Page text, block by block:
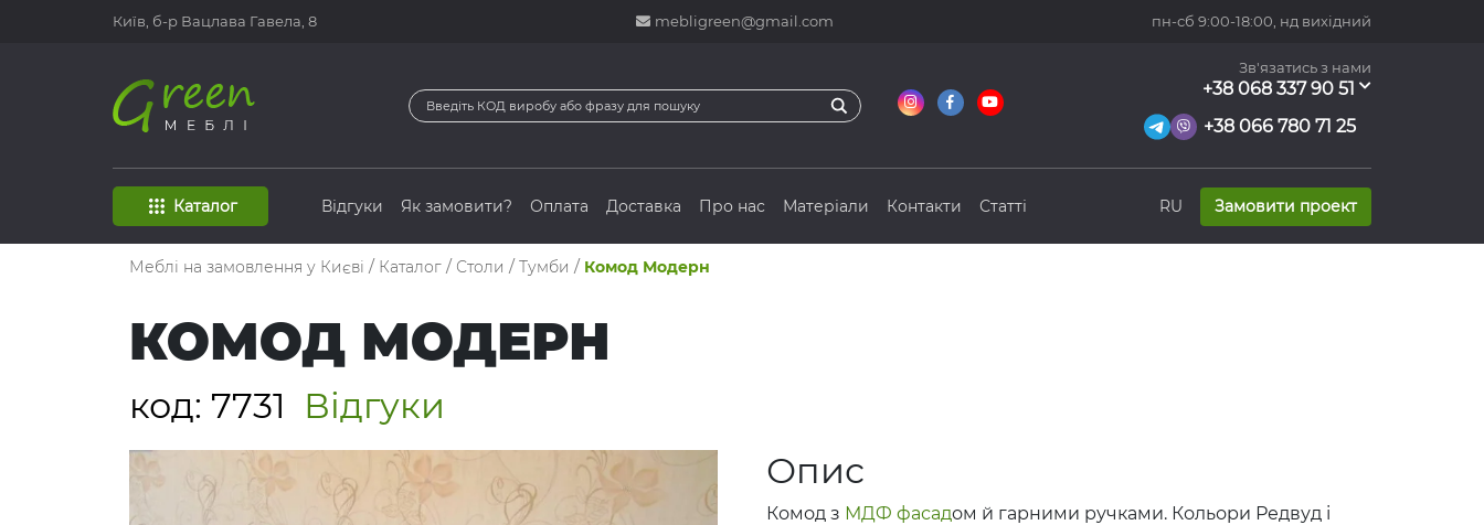
Київ, б-р Вацлава Гавела, 8 mebligreen@gmail.com пн-сб 9:00-18:00, нд вихідний
Зв'язатись з нами
+38 068 337 90 51
+38 066 780 71 25
Каталог Відгуки Як замовити? Оплата Доставка Про нас Матеріали Контакти Статті RU Замовити проект
Меблі на замовлення у Києві / Каталог / Столи / Тумби / Комод Модерн
КОМОД МОДЕРН
код: 7731 Відгуки
Опис
Комод з МДФ фасадом й гарними ручками. Кольори Редвуд і